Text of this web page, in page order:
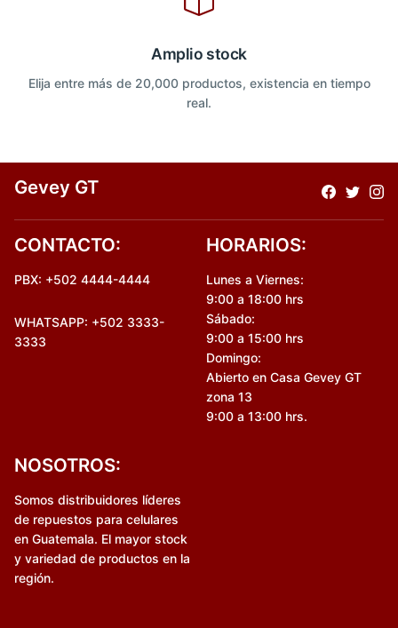
Amplio stock
Elija entre más de 20,000 productos, existencia en tiempo
real.
Gevey GT
CONTACTO:
PBX: +502 4444-4444
WHATSAPP: +502 3333-
3333
HORARIOS:
Lunes a Viernes:
9:00 a 18:00 hrs
Sábado:
9:00 a 15:00 hrs
Domingo:
Abierto en Casa Gevey GT
zona 13
9:00 a 13:00 hrs.
NOSOTROS:
Somos distribuidores líderes
de repuestos para celulares
en Guatemala. El mayor stock
y variedad de productos en la
región.